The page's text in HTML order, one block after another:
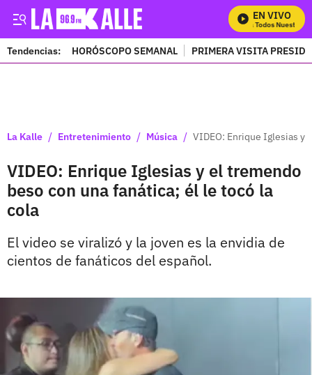
EN VIVO
Mira Todos Nuestros
Tendencias: HORÓSCOPO SEMANAL PRIMERA VISITA
La Kalle / Entretenimiento / Música / VIDEO: Enrique Iglesias y
VIDEO: Enrique Iglesias y el tremendo
beso con una fanática; él le tocó la
cola
El video se viralizó y la joven es la envidia de
cientos de fanáticos del español.